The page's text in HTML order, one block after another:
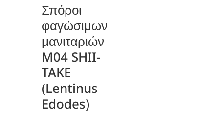
Σπόροι
φαγώσιμων
μανιταριών
M04 SHII-
TAKE
(Lentinus
Edodes)